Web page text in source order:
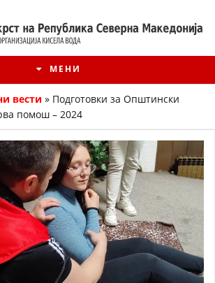
МЕНИ
ИСТОРИЈАТ НА ЦКРМ
вести » Подготовки за Општински
помош – 2024